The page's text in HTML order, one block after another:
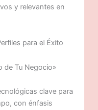
y relevantes en
para el Éxito
de Tu Negocio»
clave para
con énfasis